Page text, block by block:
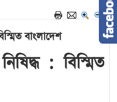
বাংলাদেশ
: বিস্মিত